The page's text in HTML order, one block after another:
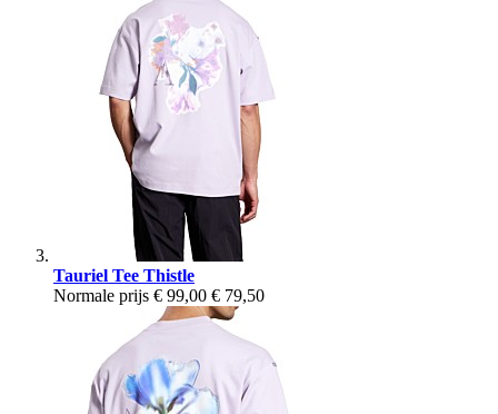
Tauriel Tee Thistle
Normale prijs € 99,00 € 79,50